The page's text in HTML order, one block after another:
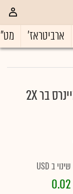
ארביטראז'
דירקסיון דיילי ג'וניור גולד מיינרס בר 2X
שינוי ב USD
0.02